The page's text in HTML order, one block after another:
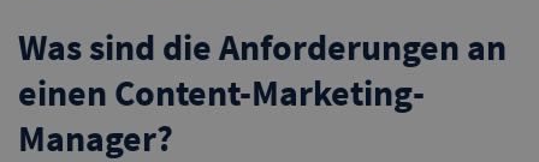
Was sind die Anforderungen an
einen Content-Marketing-
Manager?